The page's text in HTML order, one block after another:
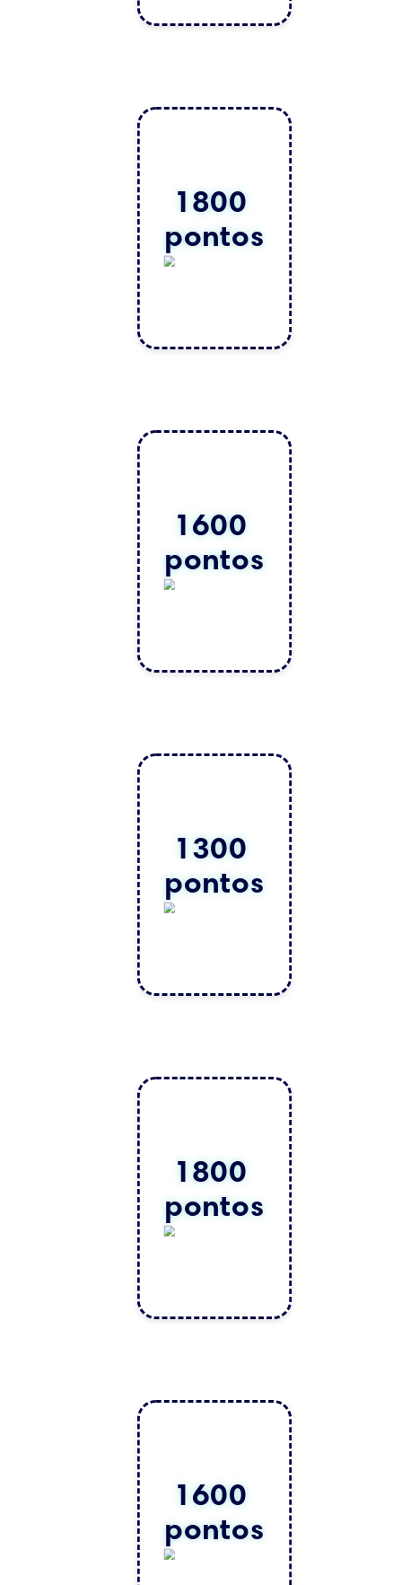
1800
pontos
1600
pontos
1300
pontos
1800
pontos
1600
pontos